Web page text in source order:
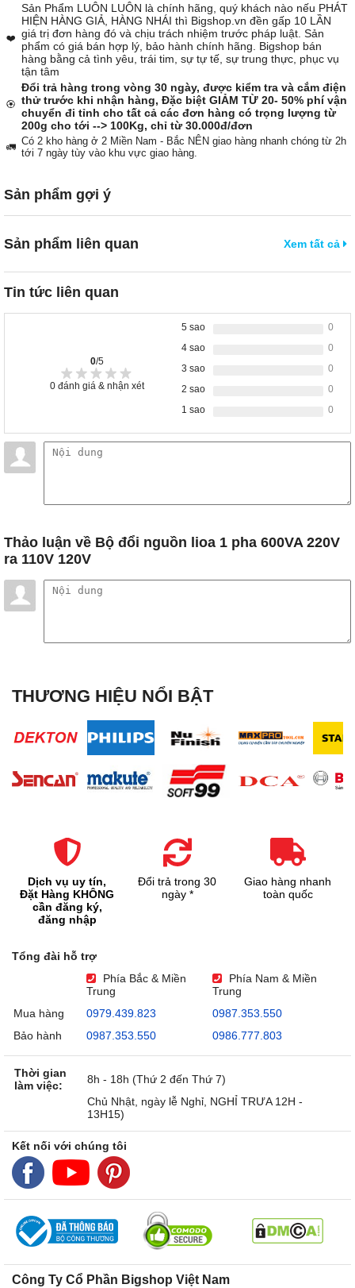
❤️
Sản Phẩm LUÔN LUÔN là chính hãng, quý khách nào nếu PHÁT
HIỆN HÀNG GIẢ, HÀNG NHÁI thì Bigshop.vn đền gấp 10 LẦN
giá trị đơn hàng đó và chịu trách nhiệm trước pháp luật. Sản
phẩm có giá bán hợp lý, bảo hành chính hãng. Bigshop bán
hàng bằng cả tình yêu, trái tim, sự tự tế, sự trung thực, phục vụ
tận tâm
🏵️
Đổi trả hàng trong vòng 30 ngày, được kiểm tra và cắm điện
thử trước khi nhận hàng, Đặc biệt GIẢM TỪ 20- 50% phí vận
chuyển đi tỉnh cho tất cả các đơn hàng có trọng lượng từ
200g cho tới --> 100Kg, chỉ từ 30.000đ/đơn
🚛 Có 2 kho hàng ở 2 Miền Nam - Bắc NÊN giao hàng nhanh chóng từ 2h
tới 7 ngày tùy vào khu vực giao hàng.
Sản phẩm gợi ý
Sản phẩm liên quan Xem tất cả
Tin tức liên quan
0/5
0 đánh giá & nhận xét
5 sao
0
4 sao
0
3 sao
0
2 sao
0
1 sao
0
Thảo luận về Bộ đổi nguồn lioa 1 pha 600VA 220V
ra 110V 120V
THƯƠNG HIỆU NỔI BẬT
Dịch vụ uy tín,
Đặt Hàng KHÔNG
cần đăng ký,
đăng nhập
Đổi trả trong 30
ngày *
Giao hàng nhanh
toàn quốc
Tổng đài hỗ trợ
Phía Bắc & Miền
Trung
Phía Nam & Miền
Trung
Mua hàng
0979.439.823
0987.353.550
Bảo hành
0987.353.550 0986.777.803
Thời gian
làm việc:
8h - 18h (Thứ 2 đến Thứ 7)
Chủ Nhật, ngày lễ Nghỉ, NGHỈ TRƯA 12H -
13H15)
Kết nối với chúng tôi
Công Ty Cổ Phần Bigshop Việt Nam